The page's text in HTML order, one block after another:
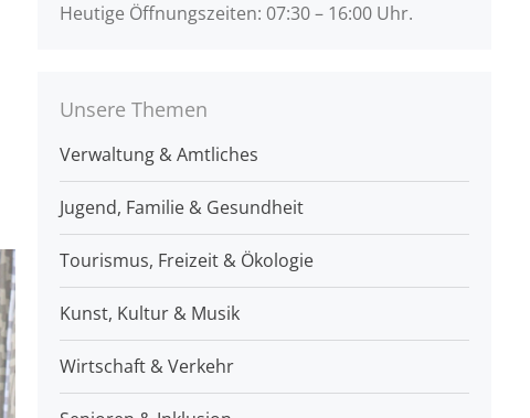
Heutige Öffnungszeiten: 07:30 – 16:00 Uhr.
Unsere Themen
Verwaltung & Amtliches
Jugend, Familie & Gesundheit
Tourismus, Freizeit & Ökologie
Kunst, Kultur & Musik
Wirtschaft & Verkehr